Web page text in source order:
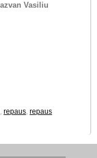
Razvan Vasiliu
, repaus, repaus